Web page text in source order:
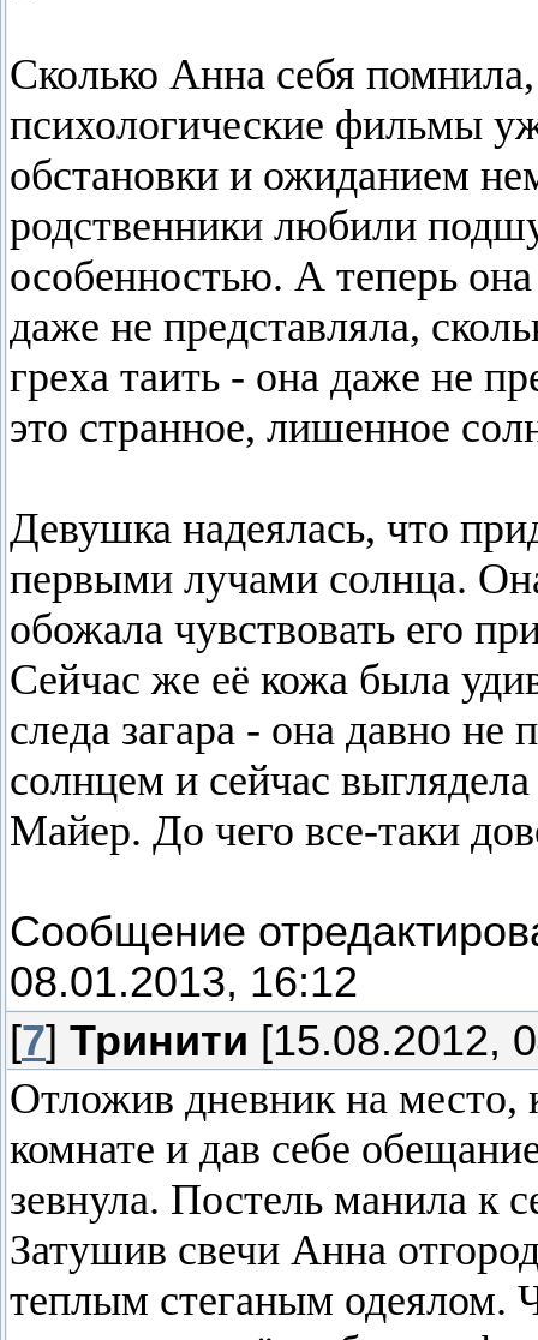
Сколько Анна себя
психологические фильмы
обстановки и ожиданием
родственники любили
особенностью. А теперь
даже не представляла,
греха таить - она даже не
это странное, лишенное
Девушка надеялась, что
первыми лучами солнца.
обожала чувствовать его
Сейчас же её кожа была
следа загара - она давно не
солнцем и сейчас
Майер. До чего все-таки
Сообщение
08.01.2013, 16:12
[7] Тринити [15.08.2012,
Отложив дневник на место,
комнате и дав себе
зевнула. Постель манила к
Затушив свечи Анна
теплым стеганым одеялом.